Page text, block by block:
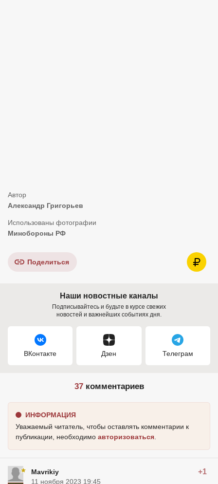
Александр Григорьев
Минобороны РФ
Поделиться
Наши новостные каналы
Подписывайтесь и будьте в курсе свежих
новостей и важнейших событиях дня.
ВКонтакте Дзен Телеграм
37комментариев
ИНФОРМАЦИЯ
Уважаемый читатель, чтобы оставлять комментарии к
публикации, необходимо авторизоваться
Mavrikiy +1
11 ноября 2023 19:45